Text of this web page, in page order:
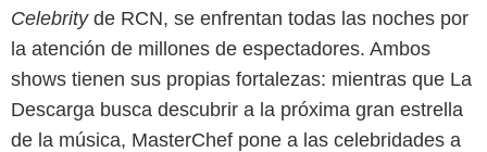
Celebrityde RCN, se enfrentan todas las noches por
la atención de millones de espectadores. Ambos
shows tienen sus propias fortalezas: mientras que La
Descarga busca descubrir a la próxima gran estrella
de la música, MasterChef pone a las celebridades a
Caracol TV